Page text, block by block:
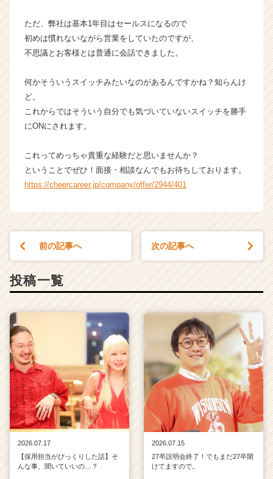
く
就
活
イ
チ
リ
ア
（C
e
a
r）
ただ、弊社は基本1年目はセールスになるので
初めは慣れないながら営業をしていたのですが、
不思議とお客様とは普通に会話できました。
何かそういうスイッチみたいなのがあるんですかね？知らんけ
ど。
これからではそういう自分でも気づいていないスイッチを勝手
にONにされます。
これってめっちゃ貴重な経験だと思いませんか？
ということでぜひ！面接・相談なんでもお待ちしております。
https://cheercareer.jp/company/offer/2944/401
前の記事へ 次の記事へ
投稿一覧
2026.07.17
【採用担当がびっくりした話】そ
んな事、聞いていいの…？
2026.07.15
27卒説明会終了！でもまだ27卒開
けてますので。